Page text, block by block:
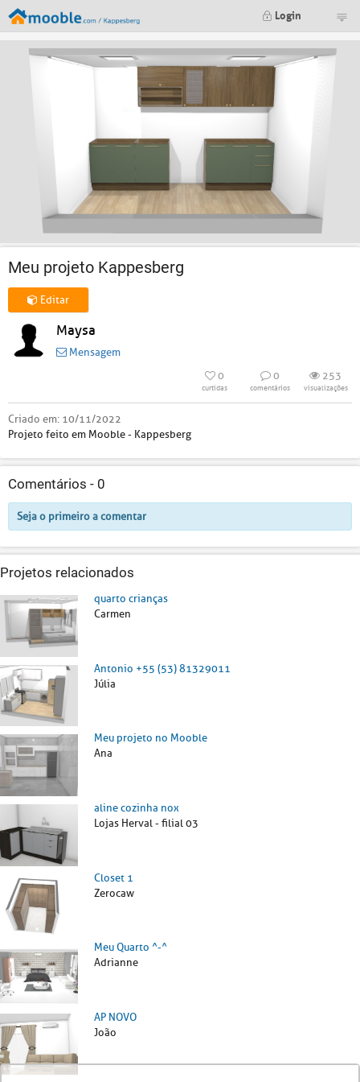
Login
Meu projeto Kappesberg
Editar
Maysa
Mensagem
0
curtidas
0
comentários
253
visualizações
Criado em: 10/11/2022
Projeto feito em Mooble - Kappesberg
Comentários - 0
Seja o primeiro a comentar
Projetos relacionados
quarto crianças
Carmen
Antonio +55 (53) 81329011
Júlia
Meu projeto no Mooble
Ana
aline cozinha nox
Lojas Herval - filial 03
Closet 1
Zerocaw
Meu Quarto ^-^
Adrianne
AP NOVO
João